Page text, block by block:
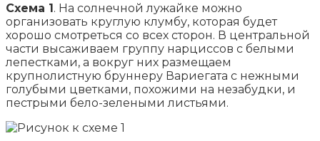
Схема 1. На солнечной лужайке можно
организовать круглую клумбу, которая будет
хорошо смотреться со всех сторон. В центральной
части высаживаем группу нарциссов с белыми
лепестками, а вокруг них размещаем
крупнолистную бруннеру Вариегата с нежными
голубыми цветками, похожими на незабудки, и
пестрыми бело-зелеными листьями.